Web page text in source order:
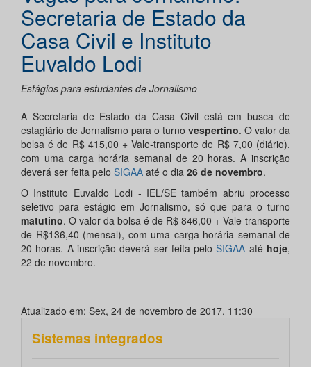
Secretaria de Estado da
Casa Civil e Instituto
Euvaldo Lodi
Estágios para estudantes de Jornalismo
A Secretaria de Estado da Casa Civil está em busca de
estagiário de Jornalismo para o turno vespertino. O valor da
bolsa é de R$ 415,00 + Vale-transporte de R$ 7,00 (diário),
com uma carga horária semanal de 20 horas. A inscrição
deverá ser feita pelo SIGAA até o dia 26 de novembro.
O Instituto Euvaldo Lodi - IEL/SE também abriu processo
seletivo para estágio em Jornalismo, só que para o turno
matutino. O valor da bolsa é de R$ 846,00 + Vale-transporte
de R$136,40 (mensal), com uma carga horária semanal de
20 horas. A inscrição deverá ser feita peloSIGAA até hoje,
22 de novembro.
Atualizado em: Sex, 24 de novembro de 2017, 11:30
Sistemas integrados